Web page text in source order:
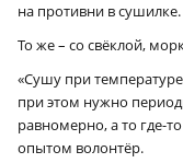
на противни в сушилке.
То же – со свёклой,
«Сушу при
при этом нужно
равномерно, а то где-
опытом волонтёр.